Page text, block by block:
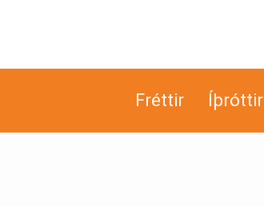
Fréttir Íþróttir